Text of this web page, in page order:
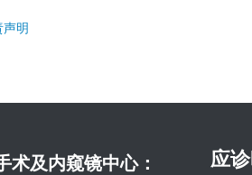
明
术及内窥镜中心： 应